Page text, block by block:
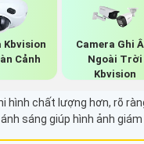
Kbvision
Cảnh
Camera Ghi
Ngoài Trời
Kbvision
hình chất lượng hơn, rõ
sáng giúp hình ảnh